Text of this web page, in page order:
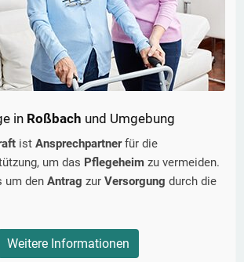
in Roßbach und Umgebung
ist Ansprechpartnerfür die
um das Pflegeheim zu vermeiden.
um den Antrag zur Versorgung durch die
Weitere Informationen